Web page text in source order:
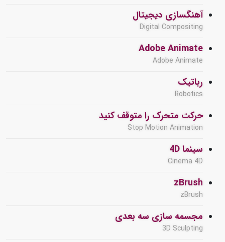
آهنگسازی دیجیتال
Digital Compositing
Adobe Animate
Adobe Animate
رباتیک
Robotics
حرکت متحرک را متوقف کنید
Stop Motion Animation
سینما 4D
Cinema 4D
zBrush
zBrush
مجسمه سازی سه بعدی
3D Sculpting